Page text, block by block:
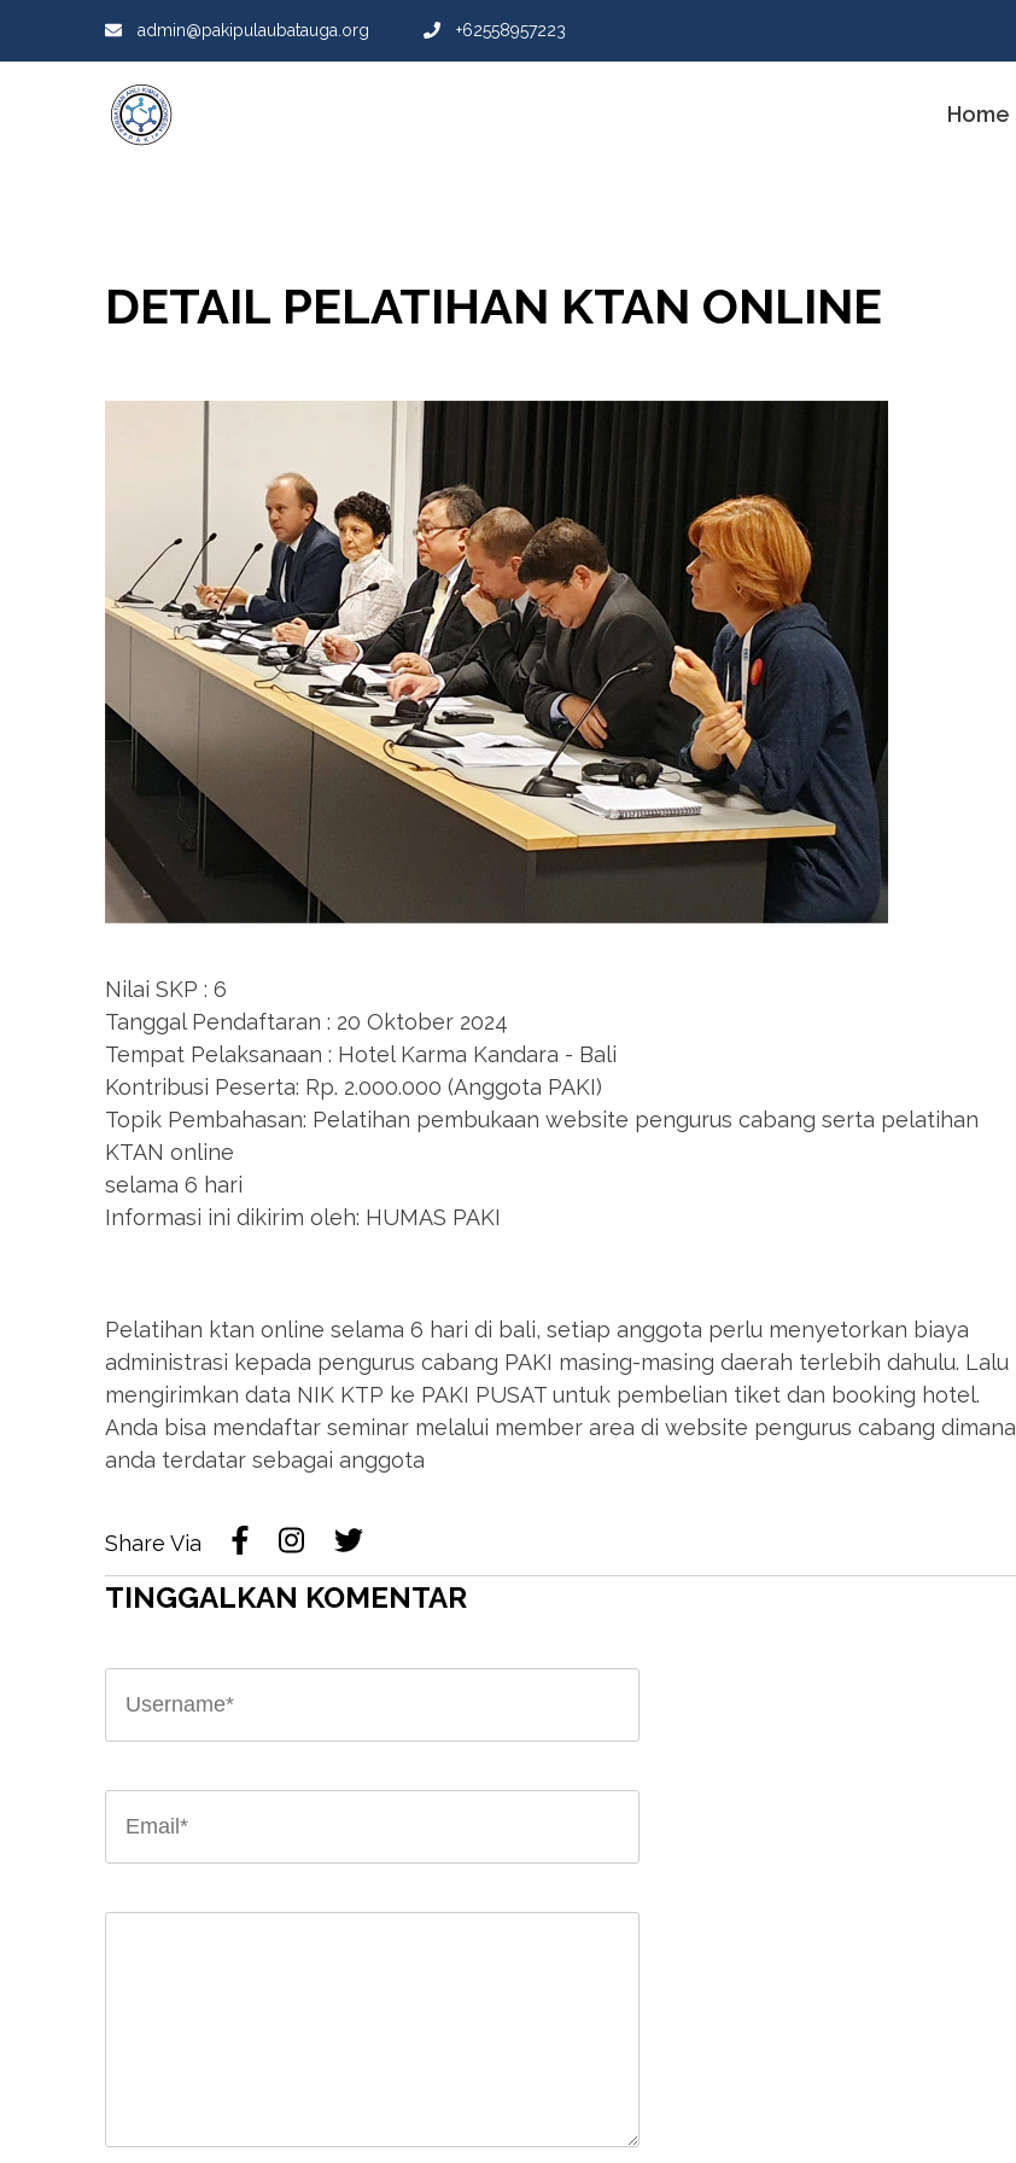
admin@pakipulaubatauga.org +62558957223
Home
DETAIL PELATIHAN KTAN ONLINE
Nilai SKP : 6
Tanggal Pendaftaran : 20 Oktober 2024
Tempat Pelaksanaan : Hotel Karma Kandara - Bali
Kontribusi Peserta: Rp. 2.000.000 (Anggota PAKI)
Topik Pembahasan: Pelatihan pembukaan website pengurus cabang serta pelatihan
KTAN online
selama 6 hari
Informasi ini dikirim oleh: HUMAS PAKI
Pelatihan ktan online selama 6 hari di bali, setiap anggota perlu menyetorkan biaya
administrasi kepada pengurus cabang PAKI masing-masing daerah terlebih dahulu. Lalu
mengirimkan data NIK KTP ke PAKI PUSAT untuk pembelian tiket dan booking hotel.
Anda bisa mendaftar seminar melalui member area di website pengurus cabang dimana
anda terdatar sebagai anggota
Share Via
TINGGALKAN KOMENTAR